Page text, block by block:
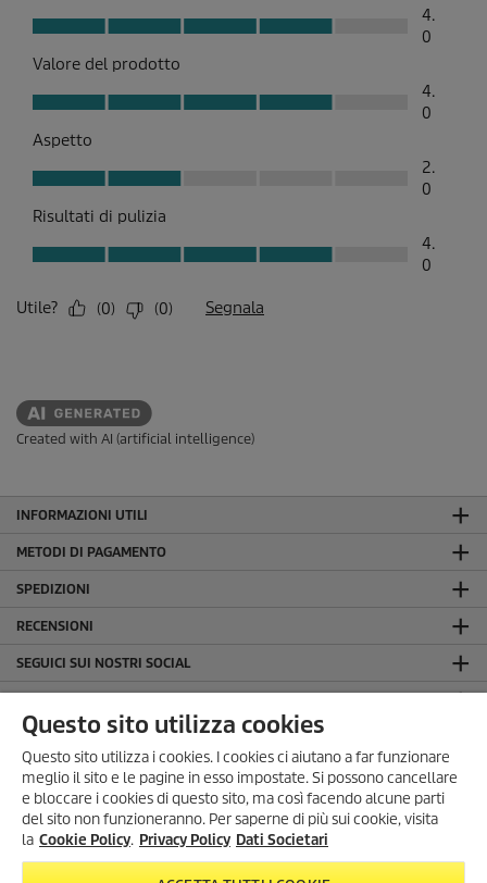
SONO ARRIVATI I SUMMER
DAYS!
Scopri tutte leofferte esclusive,
Created with AI (artificial intelligence)
INFORMAZIONI UTILI
METODI DI PAGAMENTO
SPEDIZIONI
RECENSIONI
SEGUICI SUI NOSTRI SOCIAL
INFORMAZIONI GENERALI
INFORMAZIONI LEGALI
Dati Societari
Privacy Policy
Cookie Policy
Questo sito utilizza cookies
Questo sito utilizza i cookies. I cookies ci aiutano a far funzionare
meglio il sito e le pagine in esso impostate. Si possono cancellare
e bloccare i cookies di questo sito, ma così facendo alcune parti
del sito non funzioneranno. Per saperne di più sui cookie, visita
la Cookie Policy. Privacy Policy Dati Societari